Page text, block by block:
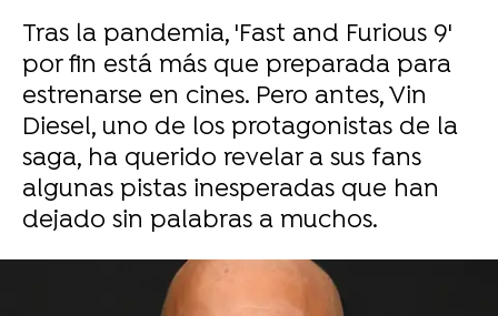
Tras la pandemia, 'Fast and Furious 9'
por fin está más que preparada para
estrenarse en cines. Pero antes, Vin
Diesel, uno de los protagonistas de la
saga, ha querido revelar a sus fans
algunas pistas inesperadas que han
dejado sin palabras a muchos.